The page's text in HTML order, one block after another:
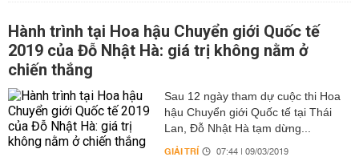
Hành trình tại Hoa hậu Chuyển giới Quốc tế
2019 của Đỗ Nhật Hà: giá trị không nằm ở
chiến thắng
Sau 12 ngày tham dự cuộc thi Hoa
hậu Chuyển giới Quốc tế tại Thái
Lan, Đỗ Nhật Hà tạm dừng...
GIẢI TRÍ 07:44 | 09/03/2019